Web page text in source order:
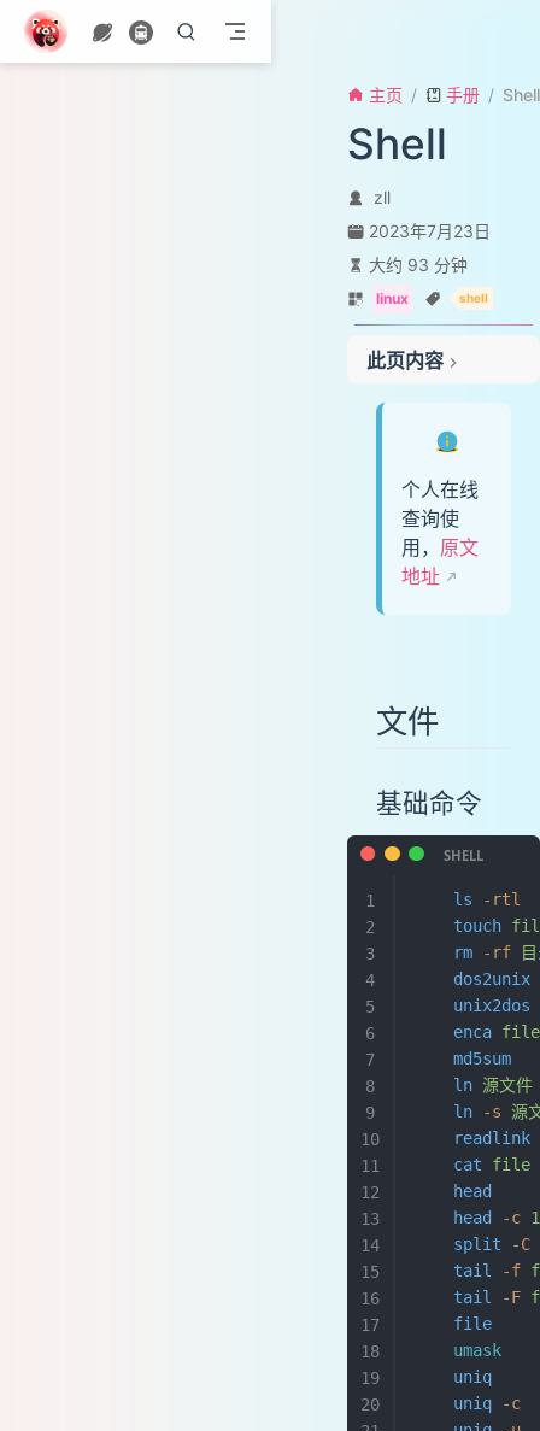
跳至主要內容
主页 手册 Shell
Shell
zll
2023年7月23日
大约 93 分钟
linux shell
此页内容
文件
基础命令
sort排序
find查找
vim编辑
归档压缩
文件ACL控制
rpm
yum
进程管理
selinux
硬件信息
libc.so故障修复
网络
网卡流量查看
路由
磁盘
常用
iotop
新硬盘挂载
2T和16T分区
raid原理
🔔
个人在线
查询使
用， 原文
地址
文件
基础命令
    ls
-rtl
    touch
    rm
-rf
    dos2unix
    unix2dos
    enca
    md5sum
    ln
源文件
    ln
-s 源
    readlink
    cat
file
    head
    head
-c
    split
-C
    tail
-f
    tail
-F
    file
    umask
    uniq
    uniq
-c